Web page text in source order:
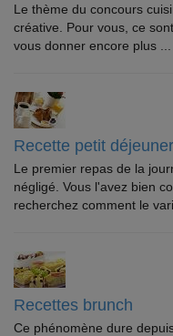
Le thème du concours
créative. Pour vous, ce
vous donner encore plus ...
Recette petit déjeuner
Le premier repas de la
négligé. Vous l'avez bien
recherchez comment le
Recettes brunch
Ce phénomène dure